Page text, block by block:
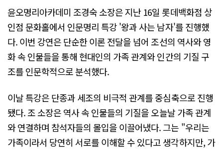
윤오명리아카데미 조경숙 소장은 지난 16일 롯데백화점 상
인점 문화홀에서 인문명리 특강 '왕과 사는 남자'를 진행했
다. 이번 강연은 단순한 이론 전달을 넘어 조선의 역사와 영
화 속 인물들을 통해 현대인의 가족 관계와 인간의 기질 구
조를 인문학적으로 분석했다.
이날 특강은 단종과 세조의 비극적 관계를 중심축으로 진행
됐다. 조 소장은 역사 속 인물들의 기질을 오늘날 가족 관계
와 연결하며 참석자들의 몰입을 이끌어냈다. 그는 "우리는
가족이라서 당연히 서로를 이해할 수 있다고 생각하지만, 가